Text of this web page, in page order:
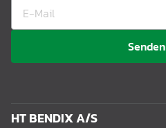
Senden
HT BENDIX A/S